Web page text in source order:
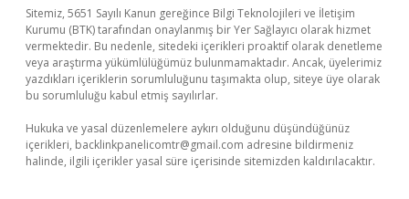
Sitemiz, 5651 Sayılı Kanun gereğince Bilgi Teknolojileri ve İletişim
Kurumu (BTK) tarafından onaylanmış bir Yer Sağlayıcı olarak hizmet
vermektedir. Bu nedenle, sitedeki içerikleri proaktif olarak denetleme
veya araştırma yükümlülüğümüz bulunmamaktadır. Ancak, üyelerimiz
yazdıkları içeriklerin sorumluluğunu taşımakta olup, siteye üye olarak
bu sorumluluğu kabul etmiş sayılırlar.
Hukuka ve yasal düzenlemelere aykırı olduğunu düşündüğünüz
içerikleri, backlinkpanelicomtr@gmail.com adresine bildirmeniz
halinde, ilgili içerikler yasal süre içerisinde sitemizden kaldırılacaktır.